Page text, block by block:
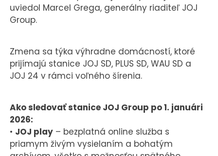
uviedol Marcel Grega, generálny riaditeľ JOJ
Group.
Zmena sa týka výhradne domácností, ktoré
prijímajú stanice JOJ SD, PLUS SD, WAU SD a
JOJ 24 v rámci voľného šírenia.
Ako sledovať stanice JOJ Group po 1. januári
2026:
• JOJ play – bezplatná online služba s
priamym živým vysielaním a bohatým